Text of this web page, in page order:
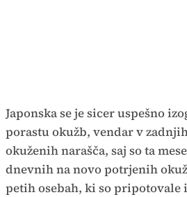
Japonska se je sicer uspešno
porastu okužb, vendar v
okuženih narašča, saj so ta
dnevnih na novo potrjenih
petih osebah, ki so pripotovale